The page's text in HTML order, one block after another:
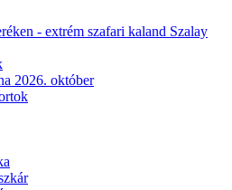
- extrém szafari kaland Szalay
2026. október